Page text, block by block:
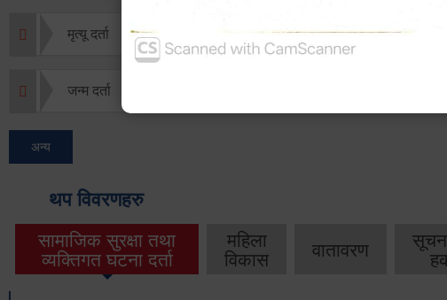
मृत्यू दर्ता
जन्म दर्ता
अन्य
थप विवरणहरु
सामाजिक सुरक्षा तथा
व्यक्तिगत घटना दर्ता
महिला
विकास
वातावरण